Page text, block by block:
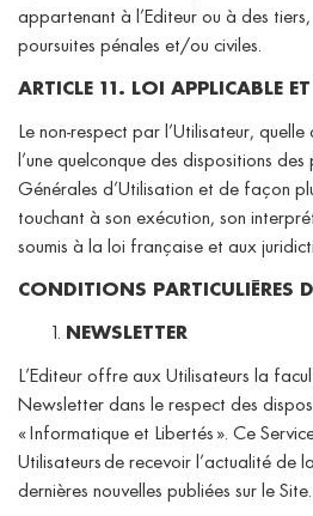
appartenant à l’Editeur ou à des
poursuites pénales et/ou civiles.
ARTICLE 11. LOI APPLICABLE
Le non-respect par l’Utilisateur,
l’une quelconque des dispositions
Générales d’Utilisation et de façon
touchant à son exécution, son
soumis à la loi française et aux
CONDITIONS PARTICULIÈRES
NEWSLETTER
L’Editeur offre aux Utilisateurs la
Newsletter dans le respect des
« Informatique et Libertés ». Ce
Utilisateurs de recevoir l’actualité de
dernières nouvelles publiées sur le Site.